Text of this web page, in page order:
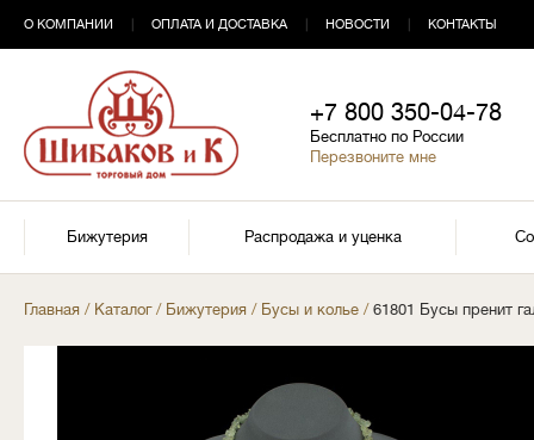
О КОМПАНИИ ОПЛАТА И ДОСТАВКА НОВОСТИ КОНТАКТЫ
+7 800 350-04-78
Бесплатно по России
Перезвоните мне
Бижутерия Распродажа и уценка
Главная / Каталог/ Бижутерия / Бусы и колье / 61801 Бусы пренит